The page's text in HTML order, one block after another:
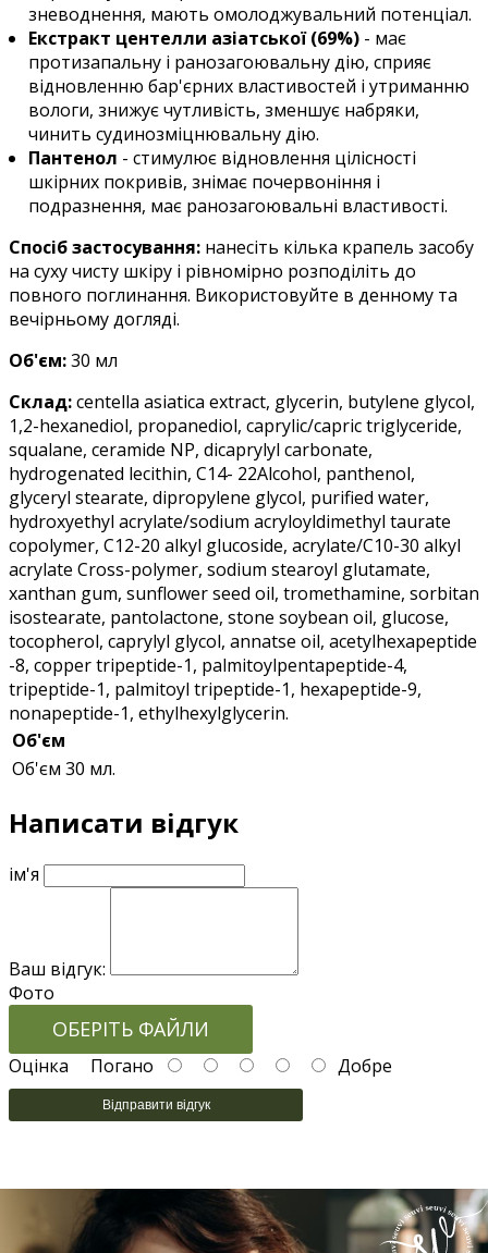
зневоднення, мають омолоджувальний потенціал.
Екстракт центелли азіатської (69%) - має
протизапальну і ранозагоювальну дію, сприяє
відновленню бар'єрних властивостей і утриманню
вологи, знижує чутливість, зменшує набряки,
чинить судинозміцнювальну дію.
Пантенол - стимулює відновлення цілісності
шкірних покривів, знімає почервоніння і
подразнення, має ранозагоювальні властивості.
Спосіб застосування: нанесіть кілька крапель засобу
на суху чисту шкіру і рівномірно розподіліть до
повного поглинання. Використовуйте в денному та
вечірньому догляді.
Об'єм:30 мл
Склад:centella asiatica extract, glycerin, butylene glycol,
1,2-hexanediol, propanediol, caprylic/capric triglyceride,
squalane, ceramide NP, dicaprylyl carbonate,
hydrogenated lecithin, C14- 22Alcohol, panthenol,
glyceryl stearate, dipropylene glycol, purified water,
hydroxyethyl acrylate/sodium acryloyldimethyl taurate
copolymer, C12-20 alkyl glucoside, acrylate/C10-30 alkyl
acrylate Cross-polymer, sodium stearoyl glutamate,
xanthan gum, sunflower seed oil, tromethamine, sorbitan
isostearate, pantolactone, stone soybean oil, glucose,
tocopherol, caprylyl glycol, annatse oil, acetylhexapeptide
-8, copper tripeptide-1, palmitoylpentapeptide-4,
tripeptide-1, palmitoyl tripeptide-1, hexapeptide-9,
nonapeptide-1, ethylhexylglycerin.
Об'єм
Об'єм 30 мл.
Написати відгук
ім'я
Ваш відгук:
Фото
ОБЕРІТЬ ФАЙЛИ
Оцінка Погано Добре
Відправити відгук